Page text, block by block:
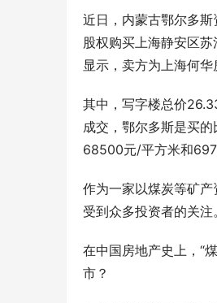
近日，内蒙古鄂尔多
股权购买上海静安区
显示，卖方为上海何
其中，写字楼总价
成交，鄂尔多斯是买
68500元/平方米和
作为一家以煤炭等矿
受到众多投资者的关注
在中国房地产史上，“
市？